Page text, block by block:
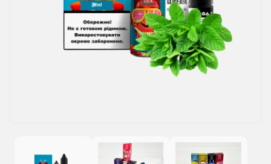
Рідини для електронних сигарет
Подарункові набори